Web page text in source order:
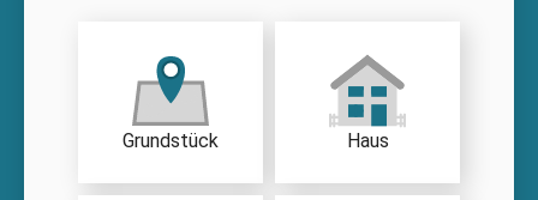
Grundstück Haus